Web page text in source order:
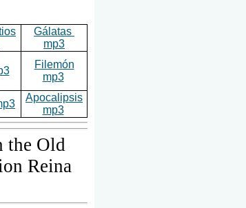
Gálatas
mp3
Filemón
mp3
Apocalipsis
mp3
the Old
Reina